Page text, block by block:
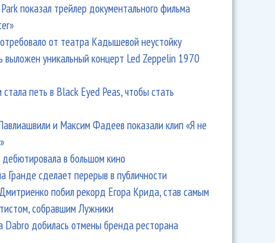
Гра" продолжает работать в прежнем составе. И подает
показал трейлер документального фильма
от театра Кадышевой неустойку
выложен уникальный концерт Led Zeppelin 1970
петь в Black Eyed Peas, чтобы стать
и Максим Фадеев показали клип «Я не
в большом кино
Гранде сделает перерыв в публичности
побил рекорд Егора Крида, став самым
собравшим Лужники
Dabro добилась отмены бренда ресторана